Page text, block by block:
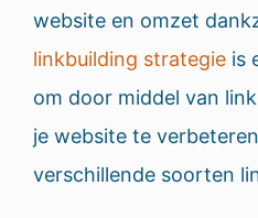
website en omzet
linkbuilding strategie is
om door middel van
je website te
verschillende soorten